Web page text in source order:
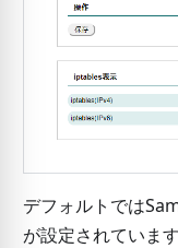
デフォルトでは
が設定されています